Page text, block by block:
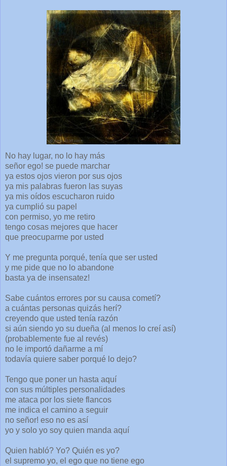
No hay lugar, no lo hay más
señor ego! se puede marchar
ya estos ojos vieron por sus ojos
ya mis palabras fueron las suyas
ya mis oídos escucharon ruido
ya cumplió su papel
con permiso, yo me retiro
tengo cosas mejores que hacer
que preocuparme por usted
Y me pregunta porqué, tenía que ser usted
y me pide que no lo abandone
basta ya de insensatez!
Sabe cuántos errores por su causa cometí?
a cuántas personas quizás herí?
creyendo que usted tenía razón
si aún siendo yo su dueña (al menos lo creí así)
(probablemente fue al revés)
no le importó dañarme a mí
todavía quiere saber porqué lo dejo?
Tengo que poner un hasta aquí
con sus múltiples personalidades
me ataca por los siete flancos
me indica el camino a seguir
no señor! eso no es así
yo y solo yo soy quien manda aquí
Quien habló? Yo? Quién es yo?
el supremo yo, el ego que no tiene ego